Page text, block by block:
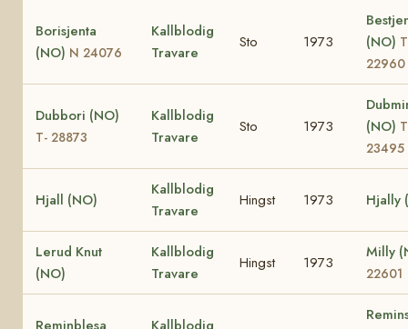
Borisjenta
(NO) N 24076
Kallblodig
Travare
Sto 1973
(NO)
22960
Dubbori (NO)
T- 28873
Kallblodig
Travare
Sto 1973
(NO)
23495
Hjall (NO)
Kallblodig
Travare
Hingst 1973 Hjally
Lerud Knut
(NO)
Kallblodig
Travare
Hingst 1973
Milly
22601
Reminblesa Kallblodig